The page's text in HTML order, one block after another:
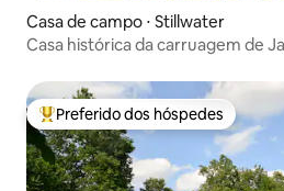
Casa de campo ⋅ Stillwater
Casa histórica da carruagem de
Entre os melhores preferidos dos
Preferido dos hóspedes